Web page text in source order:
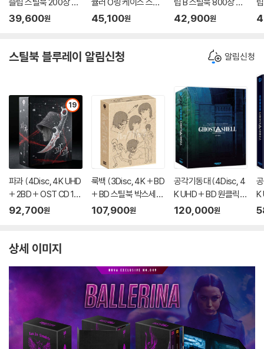
슬립 스틸북 200장 한
정판) : 블루레이
39,600원
큘러 O링 케이스 스틸
북 900장 한정판) : 블
45,100원
립 B 스틸북 800장 한
정판) : 블루레이
42,900원
스틸북 블루레이 알림신청 알림신청
19
파과 (4Disc, 4K UHD
+ 2BD + OST CD 15
00장 한정 스틸북 한정
92,700원
룩백 (3Disc, 4K + BD
+ BD 스틸북 박스세트
한정판) : 블루레이
107,900원
공각기동대 (4Disc, 4
K UHD + BD 원클릭박
스 스틸북 한정판 C Ty
120,000원
K
상세 이미지